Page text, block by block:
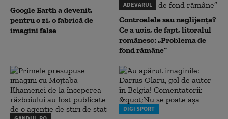
Google Earth a devenit,
pentru o zi, o fabrică de
imagini false
ADEVARUL
Controalele sau neglijența?
Ce a ucis, de fapt, litoralul
românesc: „Problema de
fond rămâne”
DIGI SPORT